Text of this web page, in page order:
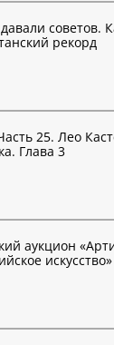
советов.
рекорд
25. Лео
Глава 3
аукцион
искусство»